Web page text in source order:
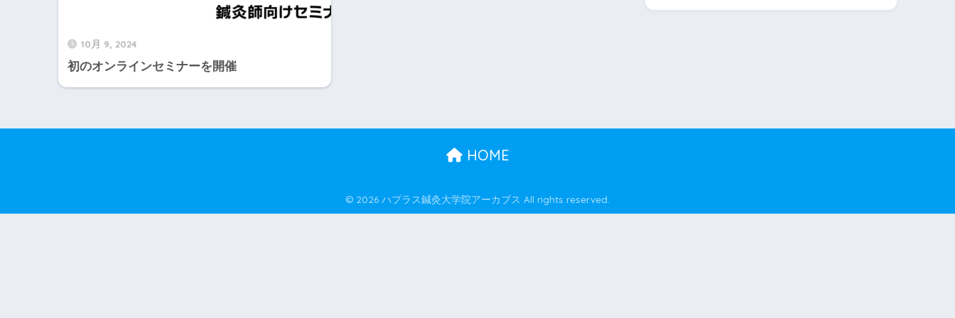
10月 9, 2024
初のオンラインセミナーを開催
HOME
© 2026 ハプラス鍼灸大学院アーカブス All rights reserved.